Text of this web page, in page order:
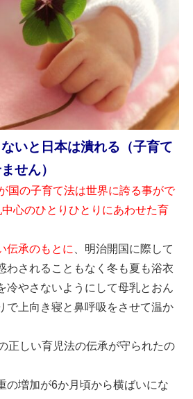
いと日本は潰れる（子育て
せん）
国の子育て法は世界に誇る事がで
心のひとりひとりにあわせた育
伝承のもとに
、明治開国に際して
わされることもなく冬も夏も浴衣
冷やさないようにして母乳とおん
で上向き寝と鼻呼吸をさせて温か
正しい育児法の伝承が守られたの
の増加が6か月頃から横ばいにな